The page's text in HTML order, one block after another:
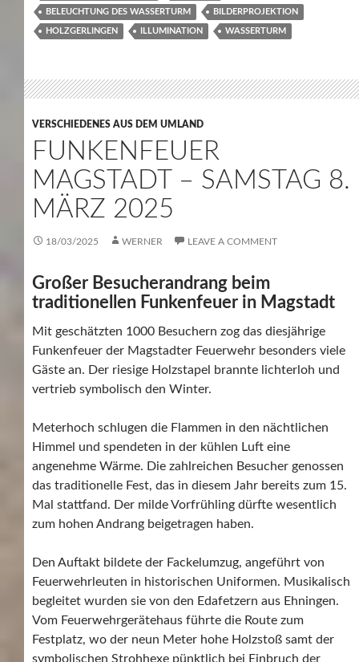
BELEUCHTUNG DES WASSERTURM BILDERPROJEKTION
HOLZGERLINGEN ILLUMINATION WASSERTURM
VERSCHIEDENES AUS DEM UMLAND
FUNKENFEUER
MAGSTADT – SAMSTAG 8.
MÄRZ 2025
18/03/2025 WERNER LEAVE A COMMENT
Großer Besucherandrang beim
traditionellen Funkenfeuer in Magstadt
Mit geschätzten 1000 Besuchern zog das diesjährige
Funkenfeuer der Magstadter Feuerwehr besonders viele
Gäste an. Der riesige Holzstapel brannte lichterloh und
vertrieb symbolisch den Winter.
Meterhoch schlugen die Flammen in den nächtlichen
Himmel und spendeten in der kühlen Luft eine
angenehme Wärme. Die zahlreichen Besucher genossen
das traditionelle Fest, das in diesem Jahr bereits zum 15.
Mal stattfand. Der milde Vorfrühling dürfte wesentlich
zum hohen Andrang beigetragen haben.
Den Auftakt bildete der Fackelumzug, angeführt von
Feuerwehrleuten in historischen Uniformen. Musikalisch
begleitet wurden sie von den Edafetzern aus Ehningen.
Vom Feuerwehrgerätehaus führte die Route zum
Festplatz, wo der neun Meter hohe Holzstoß samt der
symbolischen Strohhexe pünktlich bei Einbruch der